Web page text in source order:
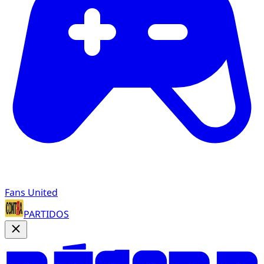
Fans United
PARTIDOS